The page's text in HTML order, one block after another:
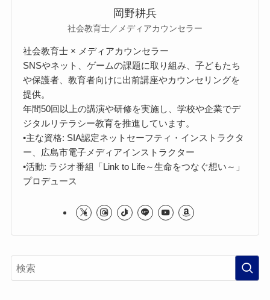
岡野耕兵
社会教育士／メディアカウンセラー
社会教育士 × メディアカウンセラー
SNSやネット、ゲームの課題に取り組み、子どもたち
や保護者、教育者向けに出前講座やカウンセリングを
提供。
年間50回以上の講演や研修を実施し、学校や企業でデ
ジタルリテラシー教育を推進しています。
•主な資格: SIA認定ネットセーフティ・インストラクタ
ー、広島市電子メディアインストラクター
•活動: ラジオ番組「Link to Life～生命をつなぐ想い～」
プロデュース